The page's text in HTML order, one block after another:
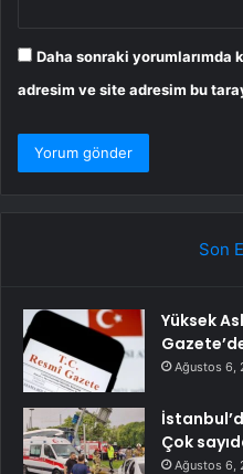
Daha sonraki yorumlarımda
adresim ve site adresim bu
Son
Yüksek
Ağustos 6,
Çok
Ağustos 6,